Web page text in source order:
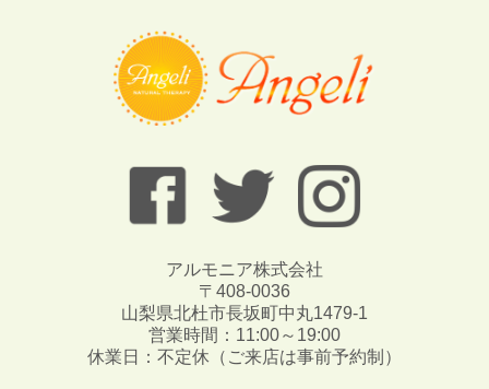
アルモニア株式会社
〒408-0036
山梨県北杜市長坂町中丸1479-1
営業時間：11:00～19:00
休業日：不定休（ご来店は事前予約制）